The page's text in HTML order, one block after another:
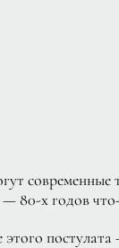
современные
80-х годов